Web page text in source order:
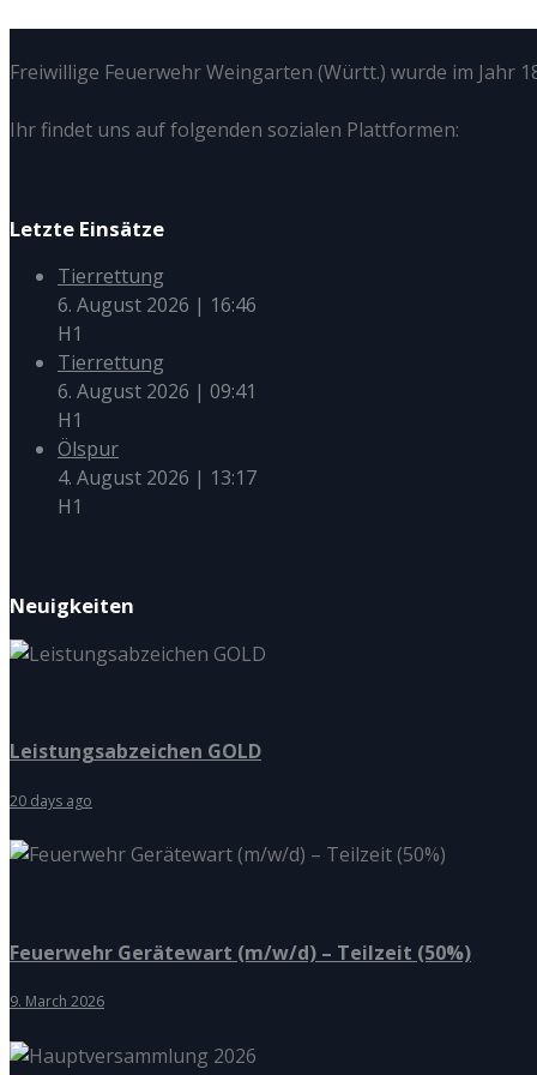
Freiwillige Feuerwehr Weingarten (Württ.) wurde im Jahr
Ihr findet uns auf folgenden sozialen Plattformen:
Letzte Einsätze
Tierrettung
6. August 2026 | 16:46
H1
Tierrettung
6. August 2026 | 09:41
H1
Ölspur
4. August 2026 | 13:17
H1
Neuigkeiten
Leistungsabzeichen GOLD
20 days ago
Feuerwehr Gerätewart (m/w/d) – Teilzeit (50%)
9. March 2026